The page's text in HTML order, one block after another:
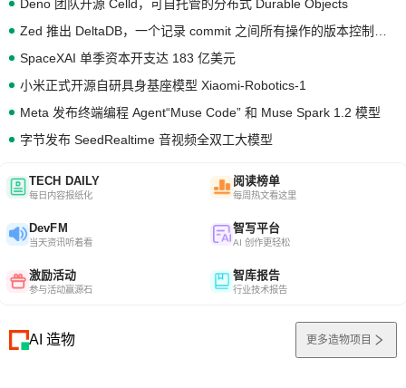
Deno 团队开源 Celld，可自托管的分布式 Durable Objects
SpaceXAI 单季资本开支达 183 亿美元
小米正式开源自研具身基座模型 Xiaomi-Robotics-1
Meta 发布终端编程 Agent“Muse Code” 和 Muse Spark 1.2 模型
字节发布 SeedRealtime 音视频全双工大模型
TECH DAILY
每日内容报纸化
阅读榜单
每周热文看这里
DevFM
当天资讯听着看
智写平台
AI 创作更轻松
激励活动
参与活动赢源石
智库报告
行业技术报告
AI 造物 更多造物项目